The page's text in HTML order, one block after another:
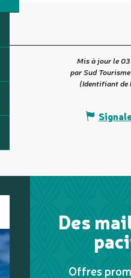
Mis à jour le
par Sud
(Identifiant de
Des
Offres